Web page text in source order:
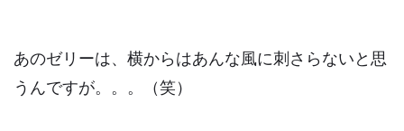
あのゼリーは、横からはあんな風に刺さらないと思
うんですが。。。（笑）